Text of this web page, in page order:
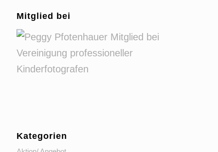
Mitglied bei
Kategorien